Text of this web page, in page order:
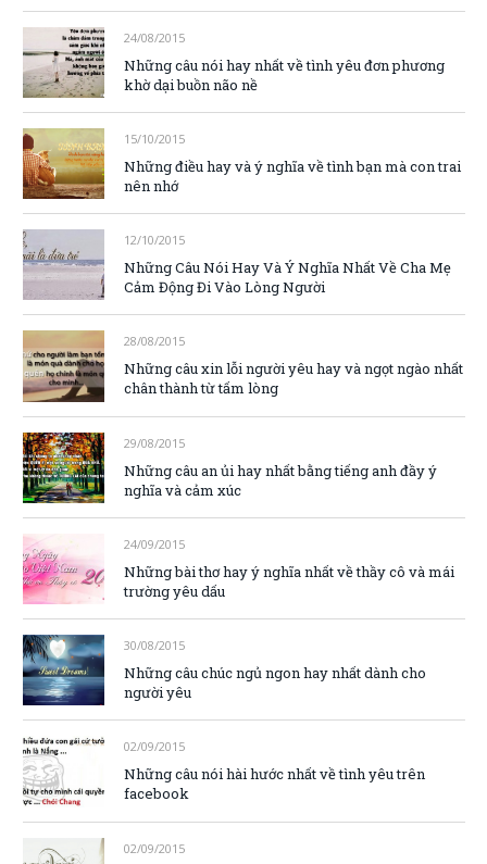
24/08/2015
Những câu nói hay nhất về tình yêu đơn phương
khờ dại buồn não nề
15/10/2015
Những điều hay và ý nghĩa về tình bạn mà con trai
nên nhớ
12/10/2015
Những Câu Nói Hay Và Ý Nghĩa Nhất Về Cha Mẹ
Cảm Động Đi Vào Lòng Người
28/08/2015
Những câu xin lỗi người yêu hay và ngọt ngào nhất
chân thành từ tấm lòng
29/08/2015
Những câu an ủi hay nhất bằng tiếng anh đầy ý
nghĩa và cảm xúc
24/09/2015
Những bài thơ hay ý nghĩa nhất về thầy cô và mái
trường yêu dấu
30/08/2015
Những câu chúc ngủ ngon hay nhất dành cho
người yêu
02/09/2015
Những câu nói hài hước nhất về tình yêu trên
facebook
02/09/2015